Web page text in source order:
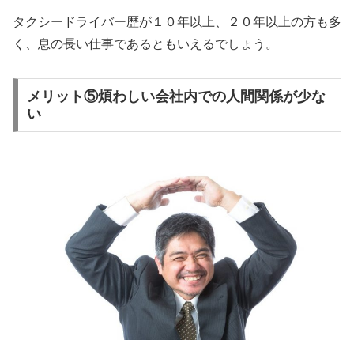
タクシードライバー歴が１０年以上、２０年以上の方も多
く、 息の長い仕事であるともいえるでしょう。
メリット⑤煩わしい会社内での人間関係が少な
い